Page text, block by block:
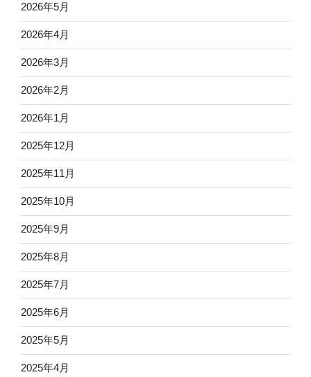
2026年5月
2026年4月
2026年3月
2026年2月
2026年1月
2025年12月
2025年11月
2025年10月
2025年9月
2025年8月
2025年7月
2025年6月
2025年5月
2025年4月